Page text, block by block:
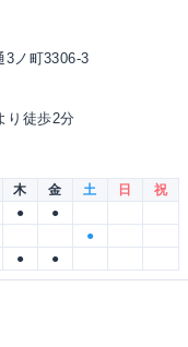
3ノ町3306-3
り徒歩2分
木 金 土 日
祝
●
●
●
● ●